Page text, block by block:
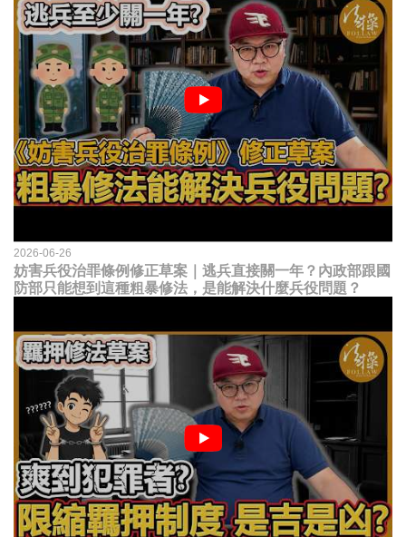
2026-06-26
妨害兵役治罪條例修正草案｜逃兵直接關一年？內政部跟國
防部只能想到這種粗暴修法，是能解決什麼兵役問題？